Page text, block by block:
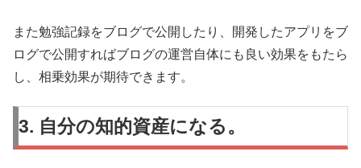
また勉強記録をブログで公開したり、開発したアプリをブ
ログで公開すればブログの運営自体にも良い効果をもたら
し、相乗効果が期待できます。
3. 自分の知的資産になる。